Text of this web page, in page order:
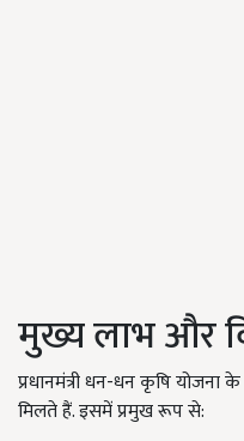
मुख्य लाभ और
प्रधानमंत्री धन-धन कृषि योजना
मिलते हैं. इसमें प्रमुख रूप से: